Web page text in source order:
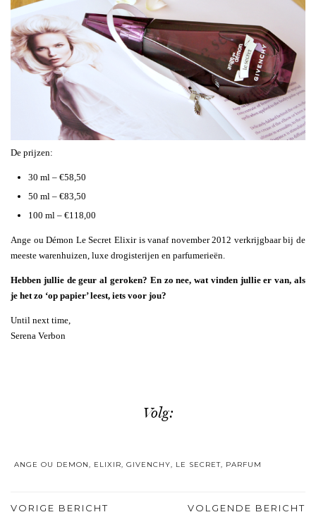
De prijzen:
30 ml – €58,50
50 ml – €83,50
100 ml – €118,00
Ange ou Démon Le Secret Elixir is vanaf november 2012 verkrijgbaar bij de
meeste warenhuizen, luxe drogisterijen en parfumerieën.
Hebben jullie de geur al geroken? En zo nee, wat vinden jullie er van, als
je het zo ‘op papier’ leest, iets voor jou?
Until next time,
Serena Verbon
Volg:
ANGE OU DEMON, ELIXIR, GIVENCHY, LE SECRET, PARFUM
VORIGE BERICHT VOLGENDE BERICHT